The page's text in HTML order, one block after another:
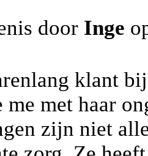
door Inge
klant
me met haar
zijn niet